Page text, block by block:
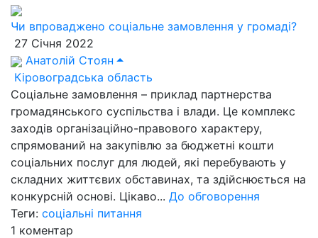
Чи впроваджено соціальне замовлення у громаді?
27 Січня 2022
Анатолій Стоян
Кіровоградська область
Соціальне замовлення – приклад партнерства
громадянського суспільства і влади. Це комплекс
заходів організаційно-правового характеру,
спрямований на закупівлю за бюджетні кошти
соціальних послуг для людей, які перебувають у
складних життєвих обставинах, та здійснюється на
конкурсній основі. Цікаво... До обговорення
Теги: соціальні питання
1 коментар